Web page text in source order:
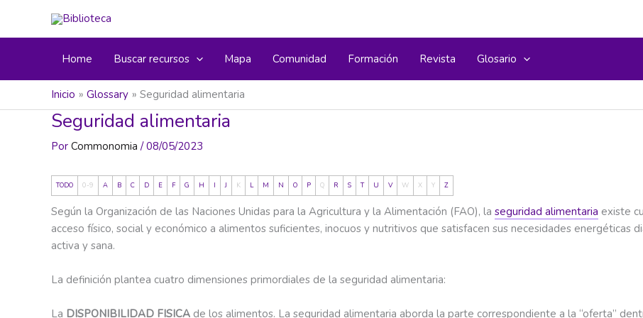
contenido
Home Buscar recursos Mapa Comunidad Formación Revista Glosario
Inicio Glossary Seguridad alimentaria
Seguridad alimentaria
Por Commonomia/08/05/2023
TODO 0-9 A B C D E F G H J K L M N O P Q R S T U V W X Y Z
Según la Organización de las Naciones Unidas para la Agricultura y la Alimentación (FAO), la seguridad alimentaria existe
acceso físico, social y económico a alimentos suficientes, inocuos y nutritivos que satisfacen sus necesidades energéticas
activa y sana.
La definición plantea cuatro dimensiones primordiales de la seguridad alimentaria:
La DISPONIBILIDAD FISICA de los alimentos. La seguridad alimentaria aborda la parte correspondiente a la “oferta”